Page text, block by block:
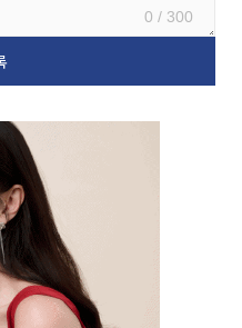
0 / 300